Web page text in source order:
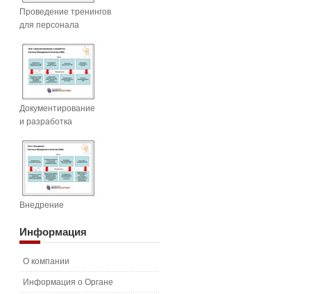
Проведение тренингов
для персонала
Документирование
и разработка
Внедрение
Информация
О компании
Информация о Органе